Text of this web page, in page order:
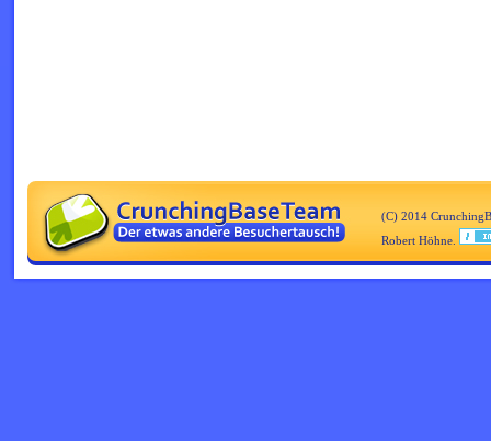
(C) 2014
Robert Höhne.